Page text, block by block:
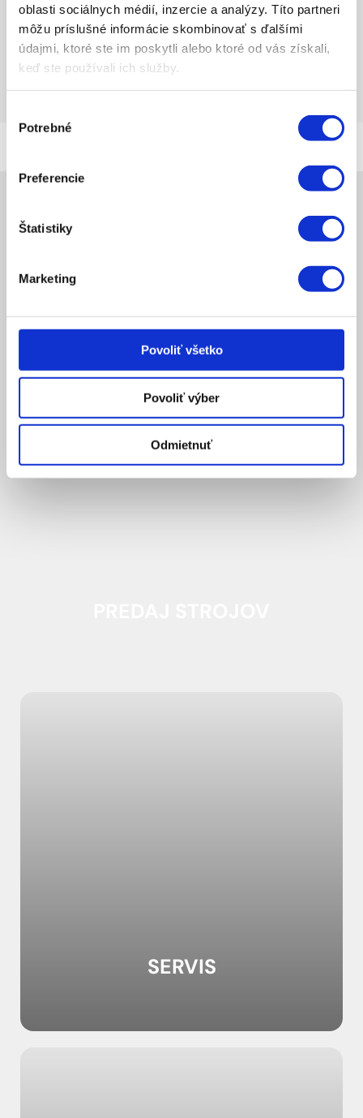
oblasti sociálnych médií, inzercie a analýzy. Títo partneri
môžu príslušné informácie skombinovať s ďalšími
údajmi, ktoré ste im poskytli alebo ktoré od vás získali,
keď ste používali ich služby.
súhlasu
Potrebné
Preferencie
Štatistiky
Marketing
Povoliť všetko
Povoliť výber
Odmietnuť
aby uspokojila potreby menších aj väčších
spoločností.
Rýchla navigácia
SERVIS